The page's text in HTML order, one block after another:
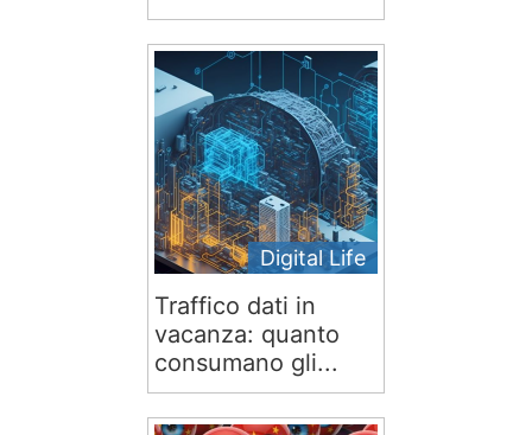
Digital Life
Traffico dati in
vacanza: quanto
consumano gli...